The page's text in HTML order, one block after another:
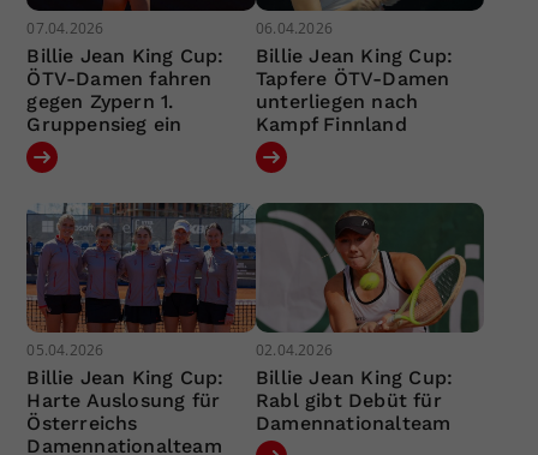
07.04.2026
Billie Jean King Cup:
ÖTV-Damen fahren
gegen Zypern 1.
Gruppensieg ein
06.04.2026
Billie Jean King Cup:
Tapfere ÖTV-Damen
unterliegen nach
Kampf Finnland
05.04.2026
Billie Jean King Cup:
Harte Auslosung für
Österreichs
Damennationalteam
02.04.2026
Billie Jean King Cup:
Rabl gibt Debüt für
Damennationalteam